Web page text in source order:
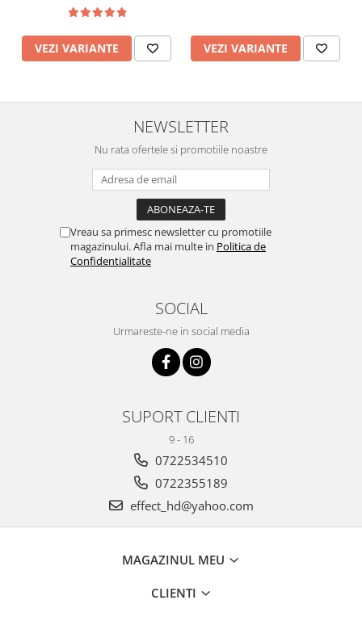
VEZI VARIANTE VEZI VARIANTE
NEWSLETTER
Nu rata ofertele si promotiile noastre
Vreau sa primesc newsletter cu promotiile
magazinului. Afla mai multe in Politica de
Confidentialitate
SOCIAL
Urmareste-ne in social media
SUPORT CLIENTI
9 - 16
0722534510
0722355189
effect_hd@yahoo.com
MAGAZINUL MEU
CLIENTI